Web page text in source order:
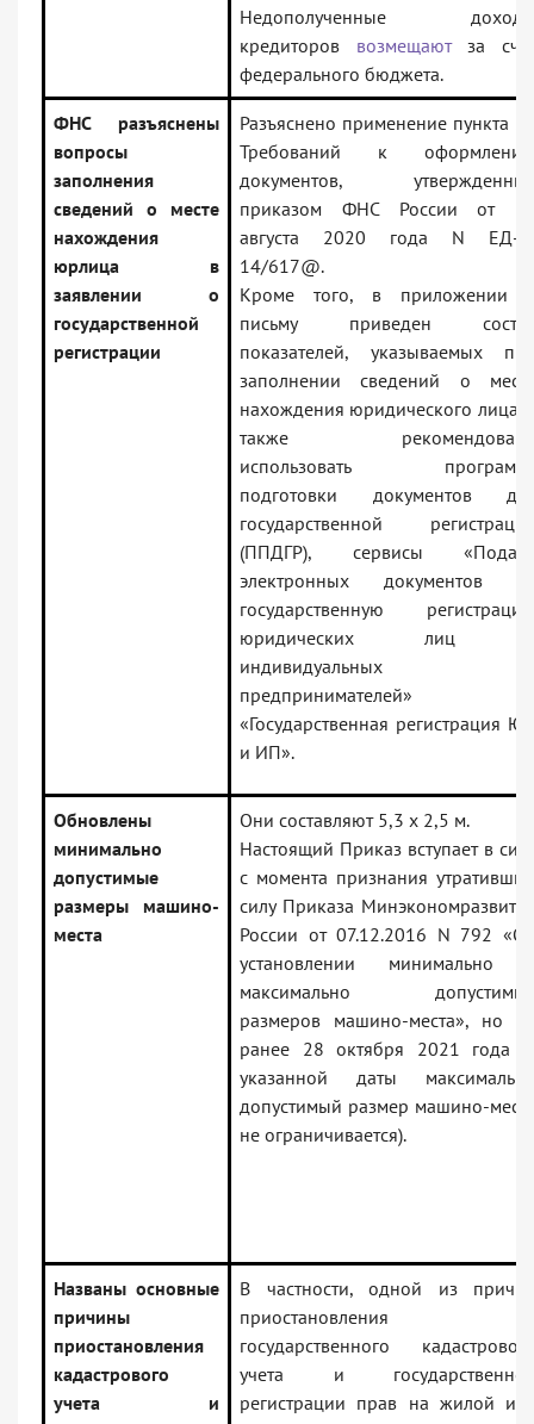
Недополученные
кредиторов возмещаютза
федерального бюджета.
ФНС разъяснены
вопросы
заполнения
сведений о месте
нахождения
юрлица в
заявлении о
государственной
регистрации
Разъяснено применение пункта
Требований к
документов,
приказом ФНС России от
августа 2020 года N ЕД-
14/617@.
Кроме того, в приложении
письму приведен
показателей, указываемых
заполнении сведений о
нахождения юридического лица,
также
использовать
подготовки документов
государственной
(ППДГР), сервисы
электронных документов
государственную
юридических лиц
индивидуальных
предпринимателей»
«Государственная регистрация
и ИП».
Обновлены
минимально
допустимые
размеры машино-
места
Они составляют 5,3 х 2,5 м.
Настоящий Приказ вступает в
с момента признания
силу Приказа
России от 07.12.2016 N 792
установлении минимально
максимально
размеров машино-места», но
ранее 28 октября 2021 года
указанной даты
допустимый размер машино-
не ограничивается).
Названы основные
причины
приостановления
кадастрового
учета и
В частности, одной из
приостановления
государственного
учета и
регистрации прав на жилой